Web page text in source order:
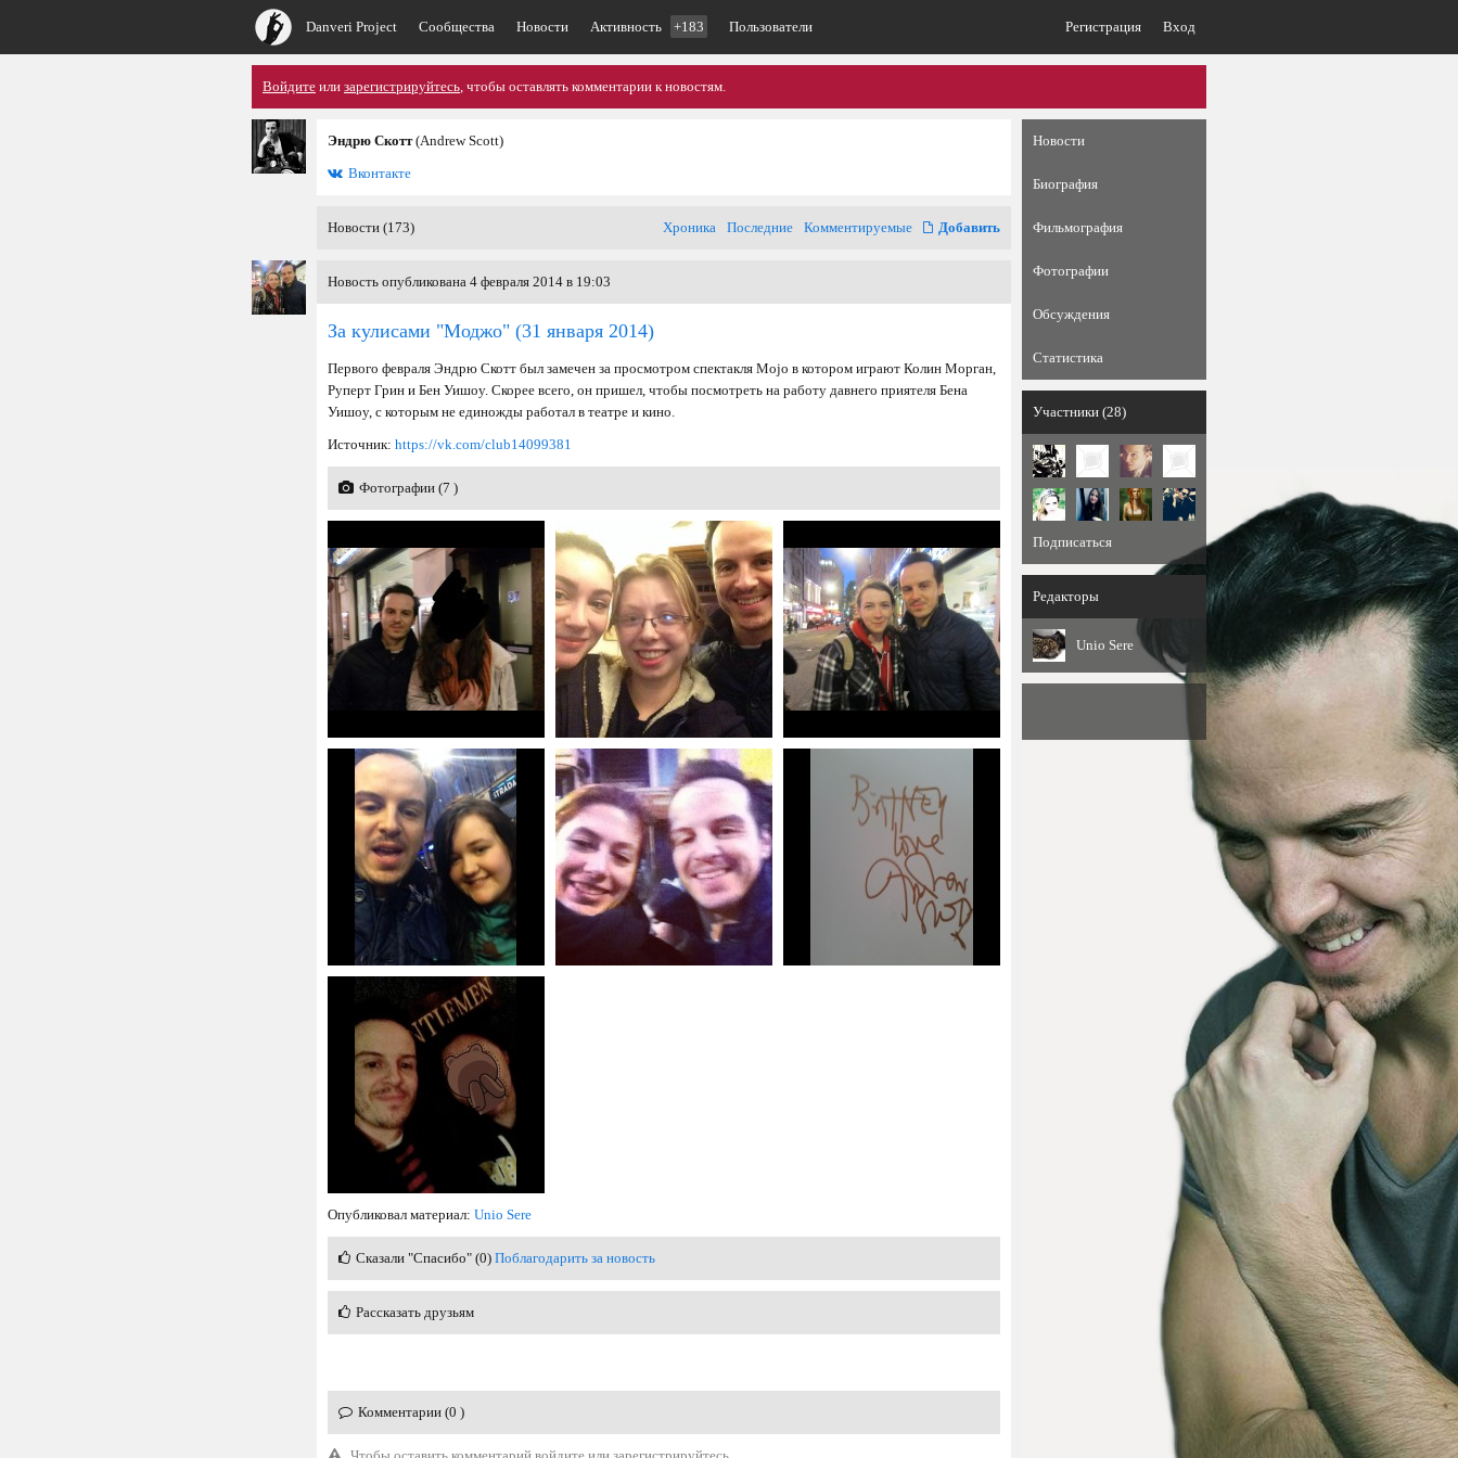
Danveri Project Сообщества Новости Активность +183 Пользователи Регистрация Вход
Войдите или зарегистрируйтесь, чтобы оставлять комментарии к новостям.
Эндрю Скотт(Andrew Scott)
Вконтакте
Новости (173) Хроника Последние Комментируемые Добавить
Новость опубликована 4 февраля 2014 в 19:03
За кулисами "Моджо" (31 января 2014)
Первого февраля Эндрю Скотт был замечен за просмотром спектакля Mojo в котором играют Колин Морган,
Руперт Грин и Бен Уишоу. Скорее всего, он пришел, чтобы посмотреть на работу давнего приятеля Бена
Уишоу, с которым не единожды работал в театре и кино.
Источник: https://vk.com/club14099381
Фотографии (7 )
Опубликовал материал: Unio Sere
Сказали "Спасибо" (0) Поблагодарить за новость
Рассказать друзьям
Комментарии (0 )
Новости
Биография
Фильмография
Фотографии
Обсуждения
Статистика
Участники (28)
Подписаться
Редакторы
Unio Sere